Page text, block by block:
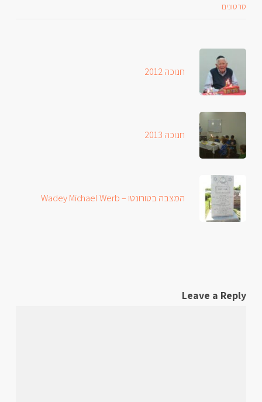
סרטונים
חנוכה 2012
חנוכה 2013
המצבה בטורונטו – Wadey Michael Werb
Leave a Reply